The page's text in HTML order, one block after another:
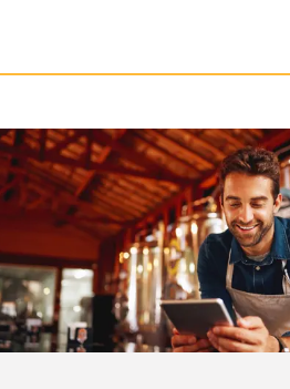
di più Subito Cassa